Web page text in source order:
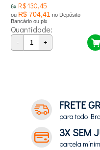
6x R$ 130,45
ou R$ 704,41 no Depósito
Bancário ou pix
Quantidade:
- +
FRETE
para todo
3X SEM
parcela